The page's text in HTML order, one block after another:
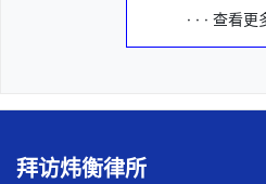
· · · 查看更
拜访炜衡律所